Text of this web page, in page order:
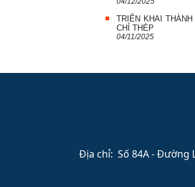
TRIỂN KHAI
CHỈ THÉP
04/11/2025
Địa chỉ: Số 84A - Đường